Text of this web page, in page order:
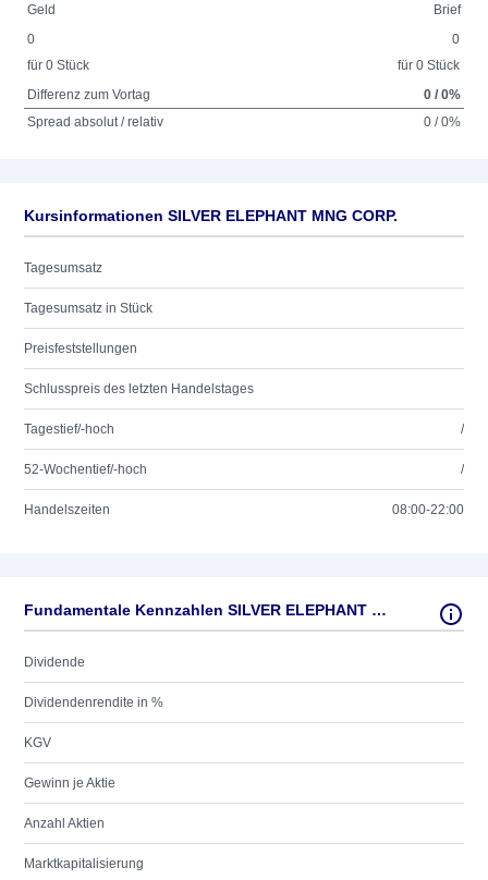
Geld
Brief
0
für 0 Stück
0
für 0 Stück
Differenz zum Vortag
0 / 0%
Spread absolut / relativ
0 / 0%
Kursinformationen SILVER ELEPHANT MNG CORP.
Tagesumsatz
Tagesumsatz in Stück
Preisfeststellungen
Schlusspreis des letzten Handelstages
Tagestief/-hoch /
52-Wochentief/-hoch /
Handelszeiten 08:00-22:00
Fundamentale Kennzahlen SILVER ELEPHANT MNG CORP.
Dividende
Dividendenrendite in %
KGV
Gewinn je Aktie
Anzahl Aktien
Marktkapitalisierung